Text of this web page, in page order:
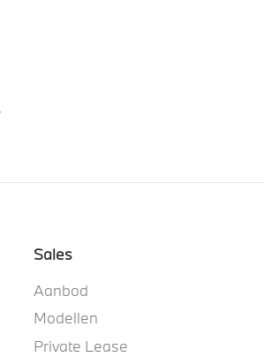
Sales
Aanbod
Modellen
Private Lease